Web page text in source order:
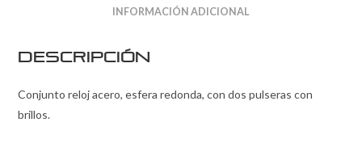
INFORMACIÓN ADICIONAL
Descripción
Conjunto reloj acero, esfera redonda, con dos pulseras con
brillos.